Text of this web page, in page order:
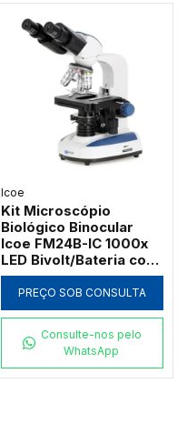
Icoe
Kit Microscópio
Biológico Binocular
Icoe FM24B-IC 1000x
LED Bivolt/Bateria com
Ótica Acromática
PREÇO SOB CONSULTA
Consulte-nos pelo
WhatsApp